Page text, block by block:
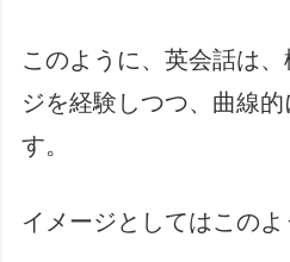
このように、英会話は
ジを経験しつつ、曲線
す。
イメージとしてはこのよ